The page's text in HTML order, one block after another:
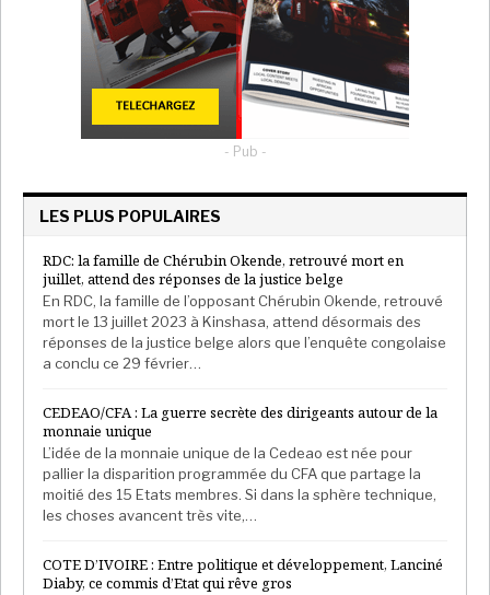
- Pub -
LES PLUS POPULAIRES
RDC: la famille de Chérubin Okende, retrouvé mort en
juillet, attend des réponses de la justice belge
En RDC, la famille de l’opposant Chérubin Okende, retrouvé
mort le 13 juillet 2023 à Kinshasa, attend désormais des
réponses de la justice belge alors que l’enquête congolaise
a conclu ce 29 février…
CEDEAO/CFA : La guerre secrète des dirigeants autour de la
monnaie unique
L’idée de la monnaie unique de la Cedeao est née pour
pallier la disparition programmée du CFA que partage la
moitié des 15 Etats membres. Si dans la sphère technique,
les choses avancent très vite,…
COTE D’IVOIRE : Entre politique et développement, Lanciné
Diaby, ce commis d’Etat qui rêve gros